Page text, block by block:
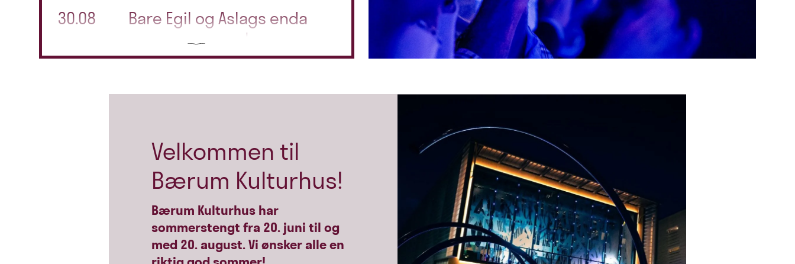
30.08
Bare Egil og Aslags enda
mer superpopulære
barneshow
Presterud gård
Velkommen til
Bærum Kulturhus!
Bærum Kulturhus har
sommerstengt fra 20. juni til og
med 20. august. Vi ønsker alle en